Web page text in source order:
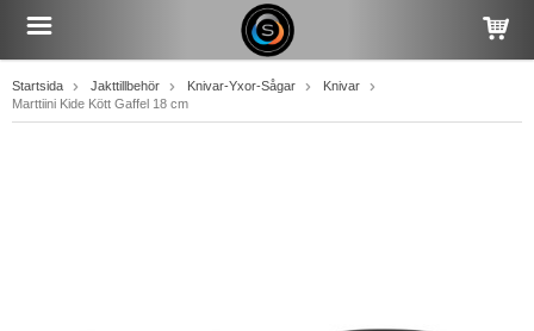
Startsida Jakttillbehör Knivar-Yxor-Sågar
Knivar
Marttiini Kide Kött Gaffel 18 cm